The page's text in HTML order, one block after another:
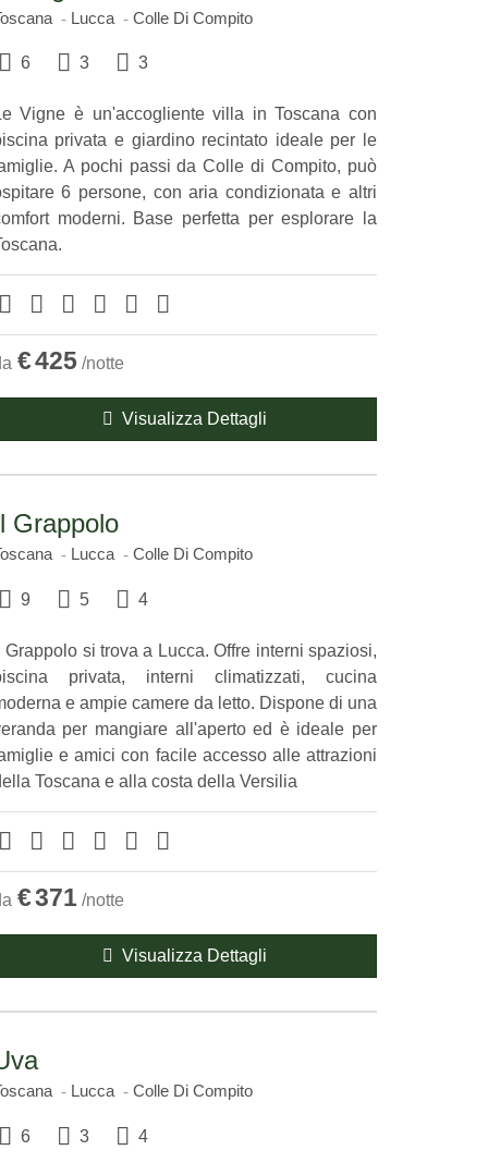
Lucca Colle Di Compito
6 3 3
Vigne è un'accogliente villa in Toscana con
privata e giardino recintato ideale per le
A pochi passi da Colle di Compito, può
6 persone, con aria condizionata e altri
moderni. Base perfetta per esplorare la
€425 /notte
Visualizza Dettagli
Grappolo
Lucca Colle Di Compito
9 5 4
Grappolo si trova a Lucca. Offre interni spaziosi,
privata, interni climatizzati, cucina
e ampie camere da letto. Dispone di una
per mangiare all'aperto ed è ideale per
e amici con facile accesso alle attrazioni
Toscana e alla costa della Versilia
€371 /notte
Visualizza Dettagli
Lucca Colle Di Compito
6 3 4